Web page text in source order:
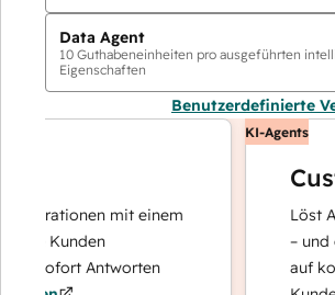
Data Agent
10 Guthabeneinheiten pro ausgeführten
Eigenschaften
Benutzerdefinierte
mit einem
Kunden
sofort Antworten
KI-Agents
Löst
– und
auf